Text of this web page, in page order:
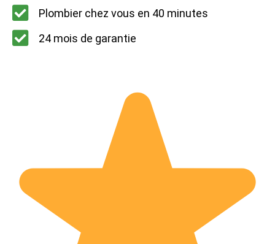
Plombier chez vous en 40 minutes
24 mois de garantie